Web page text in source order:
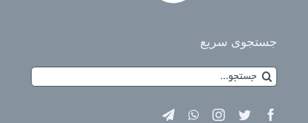
جستجوی سریع
جستجو